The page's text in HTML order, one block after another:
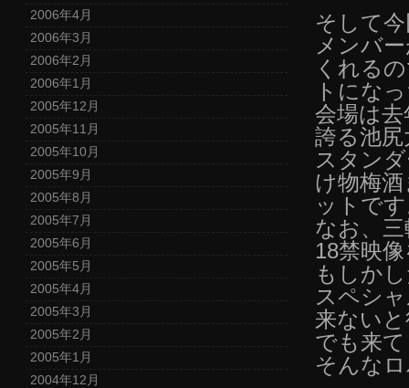
2006年4月
2006年3月
2006年2月
2006年1月
2005年12月
2005年11月
2005年10月
2005年9月
2005年8月
2005年7月
2005年6月
2005年5月
2005年4月
2005年3月
2005年2月
2005年1月
2004年12月
そして
メンバ
くれる
トにな
会場は
誇る池
スタン
け物梅
ットで
なお、
18禁映
もしか
スペシ
来ない
でも来
そんな